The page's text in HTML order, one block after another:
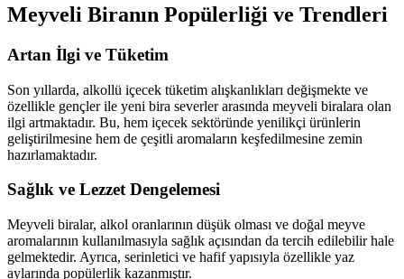
Meyveli Biranın Popülerliği ve Trendleri
Artan İlgi ve Tüketim
Son yıllarda, alkollü içecek tüketim alışkanlıkları değişmekte ve
özellikle gençler ile yeni bira severler arasında meyveli biralara olan
ilgi artmaktadır. Bu, hem içecek sektöründe yenilikçi ürünlerin
geliştirilmesine hem de çeşitli aromaların keşfedilmesine zemin
hazırlamaktadır.
Sağlık ve Lezzet Dengelemesi
Meyveli biralar, alkol oranlarının düşük olması ve doğal meyve
aromalarının kullanılmasıyla sağlık açısından da tercih edilebilir hale
gelmektedir. Ayrıca, serinletici ve hafif yapısıyla özellikle yaz
aylarında popülerlik kazanmıştır.